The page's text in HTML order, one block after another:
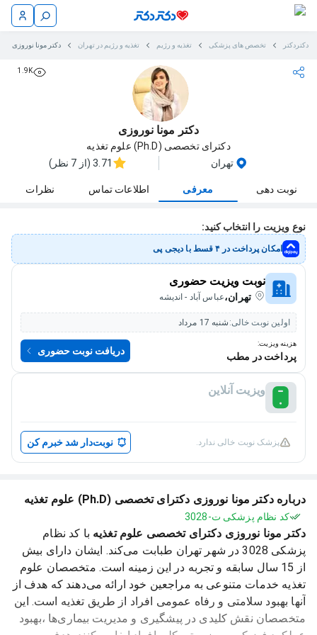
دکتردکتر تخصص های پزشکی تغذیه و رژیم تغذیه و رژیم در تهران دکتر مونا نوروزی
1.9K
دکتر مونا نوروزی
دکترای تخصصی (Ph.D) علوم تغذیه
تهران
3.71 (از 7 نظر)
نوبت دهی معرفی اطلاعات تماس نظرات
نوع ویزیت را انتخاب کنید:
امکان پرداخت در ۴ قسط با دیجی پی
نوبت ویزیت حضوری
تهران،عباس آباد - اندیشه
اولین نوبت خالی: شنبه 17 مرداد
هزینه ویزیت:
پرداخت در مطب دریافت نوبت حضوری
ویزیت آنلاین
پزشک نوبت خالی ندارد. نوبت‌دار شد خبرم کن
درباره دکتر مونا نوروزی دکترای تخصصی (Ph.D) علوم تغذیه
کد نظام پزشکی ت-3028
دکتر مونا نوروزی دکترای تخصصی علوم تغذیه با کد نظام
پزشکی 3028 در شهر تهران طبابت می‌کند. ایشان دارای بیش
از 15 سال سابقه و تجربه در این زمینه است. متخصصان علوم
تغذیه خدمات متنوعی به مراجعین خود ارائه می‌دهند که هدف از
آنها بهبود سلامتی و رفاه عمومی افراد از طریق تغذیه است. این
متخصصان نقش کلیدی در پیشگیری و مدیریت بیماری‌ها ،بهبود